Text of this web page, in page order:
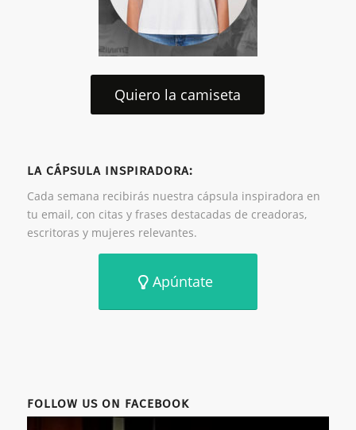
Quiero la camiseta
LA CÁPSULA INSPIRADORA:
Cada semana recibirás nuestra cápsula inspiradora en
tu email, con citas y frases destacadas de creadoras,
escritoras y mujeres relevantes.
Apúntate
FOLLOW US ON FACEBOOK